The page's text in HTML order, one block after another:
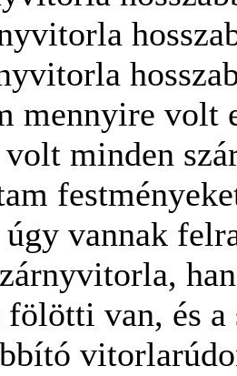
mennyire volt
minden
vannak
van, és